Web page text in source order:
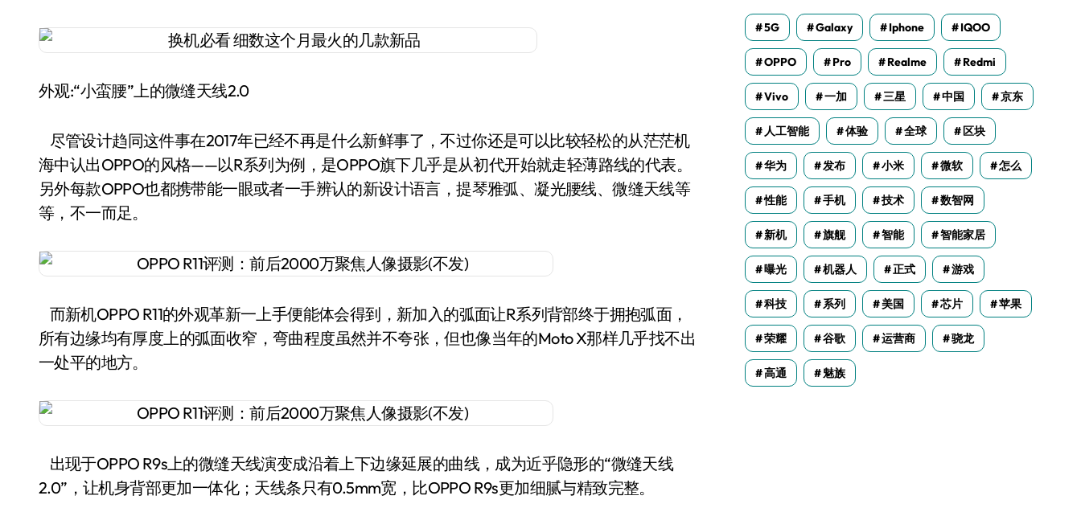
外观:“小蛮腰”上的微缝天线2.0
尽管设计趋同这件事在2017年已经不再是什么新鲜事了，不过你还是可以比较轻松的从茫茫机
海中认出OPPO的风格——以R系列为例，是OPPO旗下几乎是从初代开始就走轻薄路线的代表。
另外每款OPPO也都携带能一眼或者一手辨认的新设计语言，提琴雅弧、凝光腰线、微缝天线等
等，不一而足。
而新机OPPO R11的外观革新一上手便能体会得到，新加入的弧面让R系列背部终于拥抱弧面，
所有边缘均有厚度上的弧面收窄，弯曲程度虽然并不夸张，但也像当年的Moto X那样几乎找不出
一处平的地方。
出现于OPPO R9s上的微缝天线演变成沿着上下边缘延展的曲线，成为近乎隐形的“微缝天线
2.0”，让机身背部更加一体化；天线条只有0.5mm宽，比OPPO R9s更加细腻与精致完整。
5G Galaxy Iphone IQOO
OPPO Pro Realme Redmi
Vivo 一加 三星 中国 京东
人工智能 体验 全球 区块
华为 发布 小米 微软 怎么
性能 手机 技术 数智网
新机 旗舰 智能 智能家居
曝光 机器人 正式 游戏
科技 系列 美国 芯片 苹果
荣耀 谷歌 运营商 骁龙
高通 魅族